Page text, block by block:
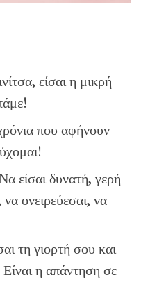
είσαι η μικρή
που αφήνουν
είσαι δυνατή, γερή
να ονειρεύεσαι, να
τη γιορτή σου και
η απάντηση σε